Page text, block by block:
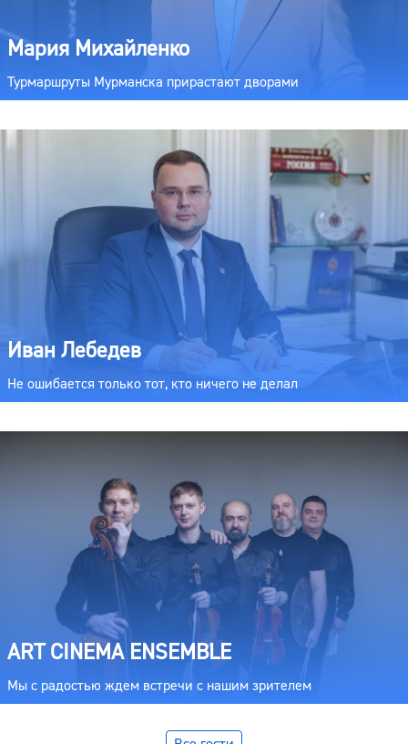
Мария Михайленко
Турмаршруты Мурманска прирастают дворами
Иван Лебедев
Не ошибается только тот, кто ничего не делал
ART CINEMA ENSEMBLE
Мы с радостью ждем встречи с нашим зрителем